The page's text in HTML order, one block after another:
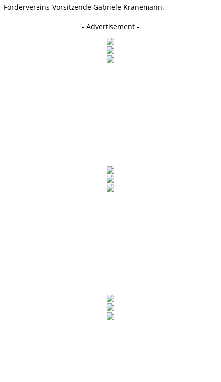
Fördervereins-Vorsitzende Gabriele Kranemann.
- Advertisement -